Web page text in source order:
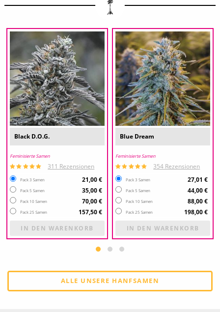
Black D.O.G.
Feminisierte Samen
311 Rezensionen
Pack 3 Samen 21,00 €
Pack 5 Samen 35,00 €
Pack 10 Samen 70,00 €
Pack 25 Samen
157,50 €
IN DEN WARENKORB
Blue Dream
Feminisierte Samen
354 Rezensionen
Pack 3 Samen 27,01 €
Pack 5 Samen 44,00 €
Pack 10 Samen 88,00 €
Pack 25 Samen
198,00 €
IN DEN WARENKORB
ALLE UNSERE HANFSAMEN